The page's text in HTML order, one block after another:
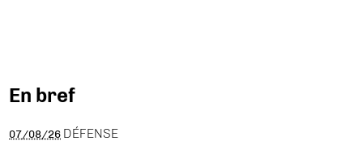
En bref
07/08/26 DÉFENSE